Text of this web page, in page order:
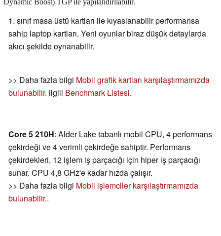
Dynamic Boost) TGP ile yapılandırılabilir.
1. sınıf masa üstü kartları ile kıyaslanabilir performansa
sahip laptop kartları. Yeni oyunlar biraz düşük detaylarda
akıcı şekilde oynanabilir.
>> Daha fazla bilgi Mobil grafik kartları karşılaştırmamızda
bulunabilir. ilgili Benchmark Listesi.
Core 5 210H: Alder Lake tabanlı mobil CPU, 4 performans
çekirdeği ve 4 verimli çekirdeğe sahiptir. Performans
çekirdekleri, 12 işlem iş parçacığı için hiper iş parçacığı
sunar. CPU 4,8 GHz'e kadar hızda çalışır.
>> Daha fazla bilgi Mobil işlemciler karşılaştırmamızda
bulunabilir..